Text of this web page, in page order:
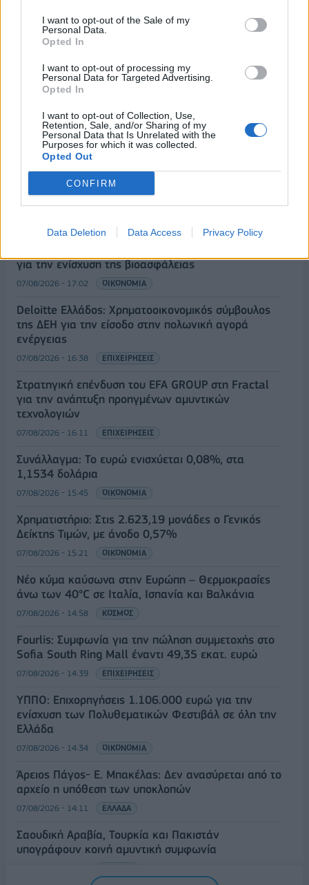
I want to opt-out of the Sale of my
Personal Data.
Opted In
I want to opt-out of processing my
Personal Data for Targeted Advertising.
Opted In
I want to opt-out of Collection, Use,
Retention, Sale, and/or Sharing of my
Personal Data that Is Unrelated with the
Purposes for which it was collected.
Opted Out
CONFIRM
Data Deletion Data Access Privacy Policy
ΡΟΗ ΕΙΔΗΣΕΩΝ
για την ενίσχυση της βιοασφάλειας
07/08/2026 - 17:02 ΟΙΚΟΝΟΜΙΑ
Deloitte Ελλάδος: Χρηματοοικονομικός σύμβουλος
της ΔΕΗ για την είσοδο στην πολωνική αγορά
ενέργειας
07/08/2026 - 16:38 ΕΠΙΧΕΙΡΗΣΕΙΣ
Στρατηγική επένδυση του EFA GROUP στη Fractal
για την ανάπτυξη προηγμένων αμυντικών
τεχνολογιών
07/08/2026 - 16:11 ΕΠΙΧΕΙΡΗΣΕΙΣ
Συνάλλαγμα: Το ευρώ ενισχύεται 0,08%, στα
1,1534 δολάρια
07/08/2026 - 15:45 ΟΙΚΟΝΟΜΙΑ
Χρηματιστήριο: Στις 2.623,19 μονάδες ο Γενικός
Δείκτης Τιμών, με άνοδο 0,57%
07/08/2026 - 15:21 ΟΙΚΟΝΟΜΙΑ
Νέο κύμα καύσωνα στην Ευρώπη – Θερμοκρασίες
άνω των 40°C σε Ιταλία, Ισπανία και Βαλκάνια
07/08/2026 - 14:58 ΚΟΣΜΟΣ
Fourlis: Συμφωνία για την πώληση συμμετοχής στο
Sofia South Ring Mall έναντι 49,35 εκατ. ευρώ
07/08/2026 - 14:39 ΕΠΙΧΕΙΡΗΣΕΙΣ
ΥΠΠΟ: Επιχορηγήσεις 1.106.000 ευρώ για την
ενίσχυση των Πολυθεματικών Φεστιβάλ σε όλη την
Ελλάδα
07/08/2026 - 14:34 ΟΙΚΟΝΟΜΙΑ
Άρειος Πάγος- Ε. Μπακέλας: Δεν ανασύρεται από το
αρχείο η υπόθεση των υποκλοπών
07/08/2026 - 14:11 ΕΛΛΑΔΑ
Σαουδική Αραβία, Τουρκία και Πακιστάν
υπογράφουν κοινή αμυντική συμφωνία